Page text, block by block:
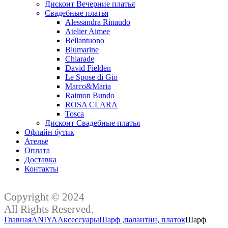
Дисконт Вечерние платья
Свадебные платья
Alessandra Rinaudo
Atelier Aimee
Bellantuono
Blumarine
Chiarade
David Fielden
Le Spose di Gio
Marco&Maria
Raimon Bundo
ROSA CLARA
Tosca
Дисконт Свадебные платья
Офлайн бутик
Ателье
Оплата
Доставка
Контакты
Copyright © 2024
All Rights Reserved.
ГлавнаяANIYAАксессуарыШарф ,палантин, платокШарф